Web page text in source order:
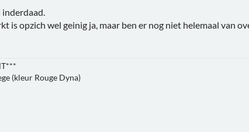
is opzich wel geinig ja, maar ben er nog niet helemaal van
(kleur Rouge Dyna)